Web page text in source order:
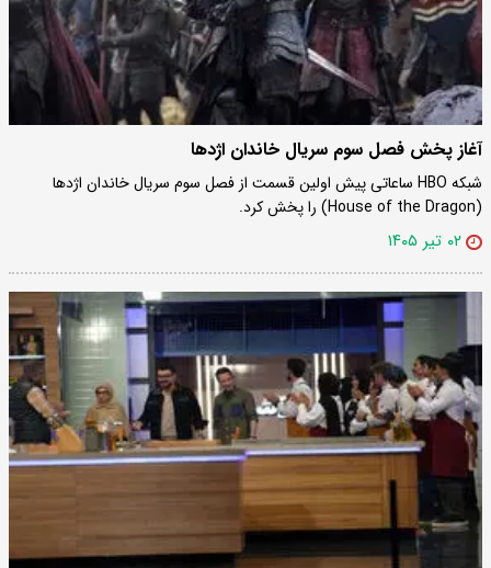
آغاز پخش فصل سوم سریال خاندان اژدها
شبکه HBO ساعاتی پیش اولین قسمت از فصل سوم سریال خاندان اژدها
(House of the Dragon) را پخش کرد.
۰۲ تیر ۱۴۰۵